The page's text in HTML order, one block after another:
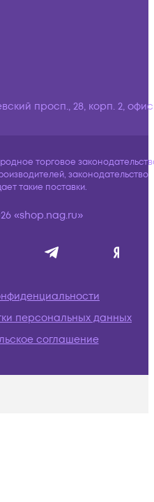
просп., 28, корп. 2,
торговое
законодательство
такие поставки.
«shop.nag.ru»
персональных данных
соглашение